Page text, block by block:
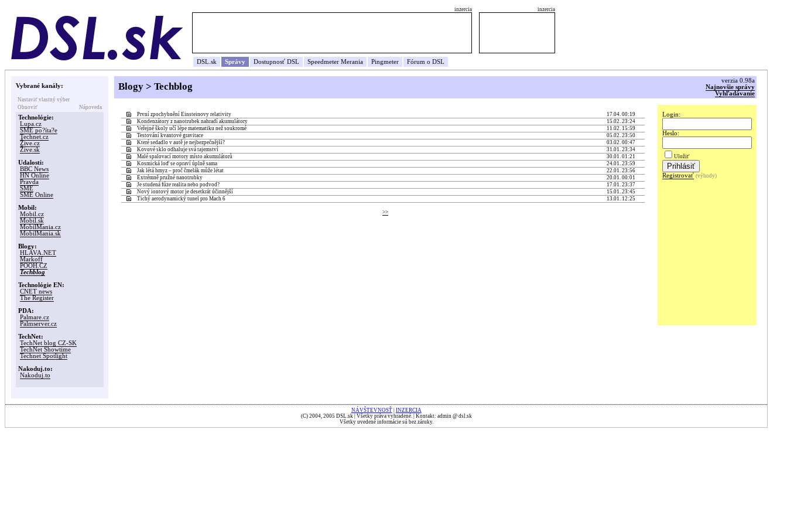
inzercia inzercia
DSL.sk Správy Dostupnosť DSL Speedmeter Merania Pingmeter Fórum o DSL
Vybrané kanály:
Nastaviť vlastný výber
Obnoviť
Nápoveda
Technológie:
Lupa.cz
SME po?íta?e
Technet.cz
Žive.cz
Žive.sk
Udalosti:
BBC News
HN Online
Pravda
SME
SME Online
Mobil:
Mobil.cz
Mobil.sk
MobilMania.cz
MobilMania.sk
Blogy:
HLAVA.NET
Markoff
POOH.CZ
Techblog
Technológie EN:
CNET news
The Register
PDA:
Palmare.cz
Palmserver.cz
TechNet:
TechNet blog CZ-SK
TechNet Showtime
Technet Spotlight
Nakoduj.to:
Nakoduj.to
Blogy > Techblog
verzia 0.98a
Najnovšie správy
Vyhľadávanie
První zpochybnění Einsteinovy relativity
17.04. 00:19
Kondenzátory z nanotrubek nahradí akumulátory
15.02. 23:24
Veřejné školy učí lépe matematiku než soukromé
11.02. 15:59
Testování kvantové gravitace
05.02. 23:50
Které sedadlo v autě je nejbezpečnější?
03.02. 00:47
Kovové sklo odhaluje svá tajemství
31.01. 23:34
Malé spalovací motory místo akumulátorů
30.01. 01:21
Kosmická loď se opraví úplně sama
24.01. 23:59
Jak létá hmyz – proč čmelák může létat
22.01. 23:56
Extrémně pružné nanotrubky
20.01. 00:01
Je studená fúze realita nebo podvod?
17.01. 23:37
Nový iontový motor je desetkrát účinnější
15.01. 23:45
Tichý aerodynamický tunel pro Mach 6
13.01. 12:25
>>
Login:
Heslo:
Uložiť
Registrovať (výhody)
NÁVŠTEVNOSŤ| INZERCIA
(C) 2004, 2005 DSL.sk | Všetky práva vyhradené. | Kontakt: admin @ dsl.sk
Všetky uvedené informácie sú bez záruky.